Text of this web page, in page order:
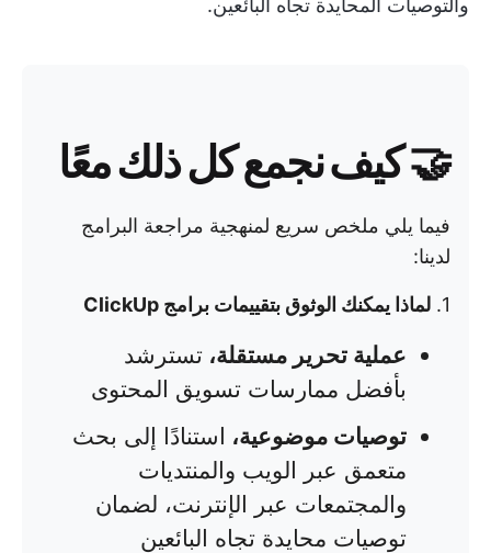
والتوصيات المحايدة تجاه البائعين.
🤝كيف نجمع كل ذلك معًا
فيما يلي ملخص سريع لمنهجية مراجعة البرامج
لدينا:
1. لماذا يمكنك الوثوق بتقييمات برامج ClickUp
عملية تحرير مستقلة، تسترشد
بأفضل ممارسات تسويق المحتوى
توصيات موضوعية، استنادًا إلى بحث
متعمق عبر الويب والمنتديات
والمجتمعات عبر الإنترنت، لضمان
توصيات محايدة تجاه البائعين